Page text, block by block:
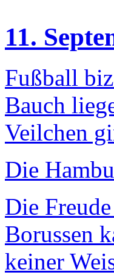
11.
Fußball
Bauch
Veilchen
Die
Die
Borussen
keiner